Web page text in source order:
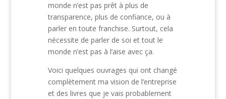
monde n’est pas prêt à plus de
transparence, plus de confiance, ou à
parler en toute franchise. Surtout, cela
nécessite de parler de soi et tout le
monde n’est pas à l’aise avec ça.
Voici quelques ouvrages qui ont changé
complètement ma vision de l’entreprise
et des livres que je vais probablement